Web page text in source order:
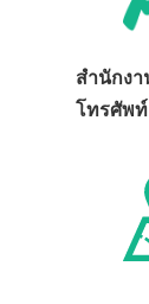
สำนักง
โทรศัพท์